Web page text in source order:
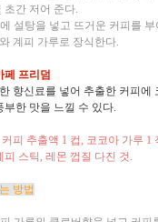
초간 저어 준다.
설탕을 넣고 뜨거운 커피를
계피 가루로 장식한다.
페 프리덤
향신료를 넣어 추출한 커피에
부한 맛을 느낄 수 있다.
커피 추출액 1 컵, 코코아 가루 1
피 스틱, 레몬 껍질 다진 것.
방법